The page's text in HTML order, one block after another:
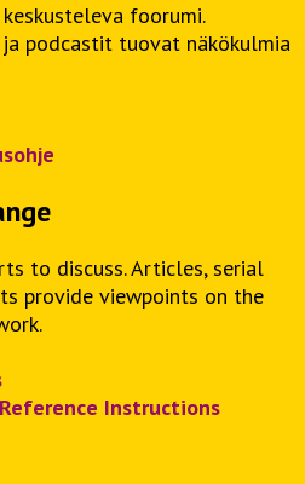
foorumi.
podcastit tuovat näkökulmia
to discuss. Articles, serial
provide viewpoints on the
Instructions